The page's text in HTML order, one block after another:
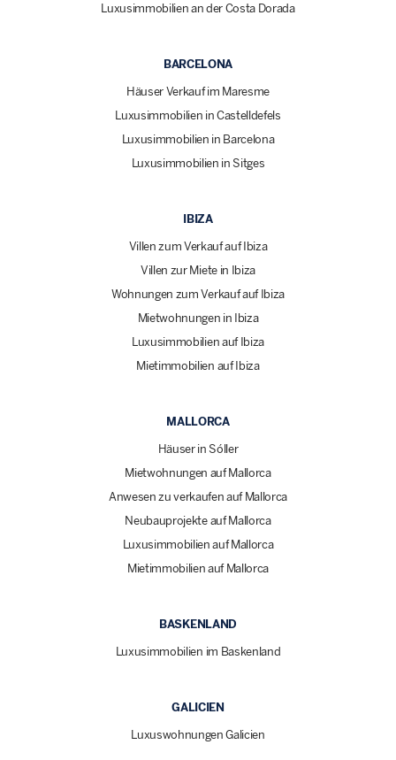
Luxusimmobilien an der Costa Dorada
BARCELONA
Häuser Verkauf im Maresme
Luxusimmobilien in Castelldefels
Luxusimmobilien in Barcelona
Luxusimmobilien in Sitges
IBIZA
Villen zum Verkauf auf Ibiza
Villen zur Miete in Ibiza
Wohnungen zum Verkauf auf Ibiza
Mietwohnungen in Ibiza
Luxusimmobilien auf Ibiza
Mietimmobilien auf Ibiza
MALLORCA
Häuser in Sóller
Mietwohnungen auf Mallorca
Anwesen zu verkaufen auf Mallorca
Neubauprojekte auf Mallorca
Luxusimmobilien auf Mallorca
Mietimmobilien auf Mallorca
BASKENLAND
Luxusimmobilien im Baskenland
GALICIEN
Luxuswohnungen Galicien